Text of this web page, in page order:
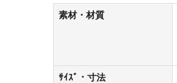
素材・材質
ｻｲｽﾞ・寸法